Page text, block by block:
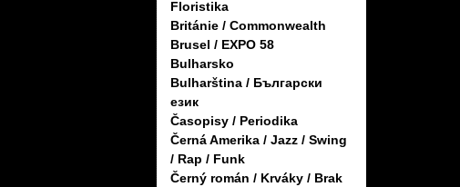
Floristika
Británie / Commonwealth
Brusel / EXPO 58
Bulharsko
Bulharština / Български
език
Časopisy / Periodika
Černá Amerika / Jazz / Swing
/ Rap / Funk
Černý román / Krváky / Brak